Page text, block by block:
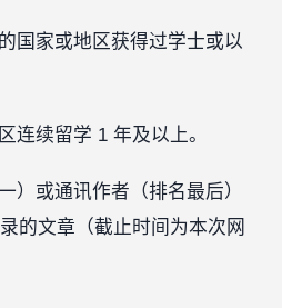
国家或地区获得过学士或以
连续留学 1 年及以上。
）或通讯作者（排名最后）
的文章（截止时间为本次网